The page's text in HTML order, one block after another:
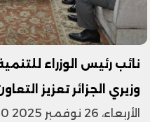
نائب رئيس الوزراء
وزيري الجزائر تعزيز
الأربعاء، 26 نوفمبر 2025 12:00 م